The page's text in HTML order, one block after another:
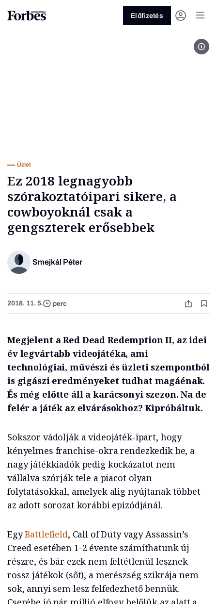
Előfizetés
Üzlet
Ez 2018 legnagyobb
szórakoztatóipari sikere, a
cowboyoknál csak a
gengszterek erősebbek
Smejkál Péter
2018. 11. 5. perc
Megjelent a Red Dead Redemption II, az idei
év legvártabb videojátéka, ami
technológiai, művészi és üzleti szempontból
is gigászi eredményeket tudhat magáénak.
És még előtte áll a karácsonyi szezon. Na de
felér a játék az elvárásokhoz? Kipróbáltuk.
Sokszor vádolják a videojáték-ipart, hogy
kényelmes franchise-okra rendezkedik be, a
nagy játékkiadók pedig kockázatot nem
vállalva szórják tele a piacot olyan
folytatásokkal, amelyek alig nyújtanak többet
az adott sorozat korábbi epizódjánál.
EgyBattlefield, Call of Duty vagy Assassin’s
Creed esetében 1-2 évente számíthatunk új
részre, és bár ezek nem feltétlenül lesznek
rossz játékok (sőt), a merészség szikrája nem
sok, annyi sem lesz felfedezhető bennük.